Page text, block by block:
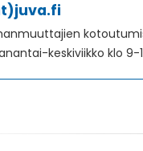
keskiviikko klo 9-